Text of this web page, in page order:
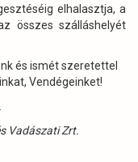
elhalasztja, a
összes szálláshelyét
és ismét szeretettel
Vendégeinket!
Vadászati Zrt.